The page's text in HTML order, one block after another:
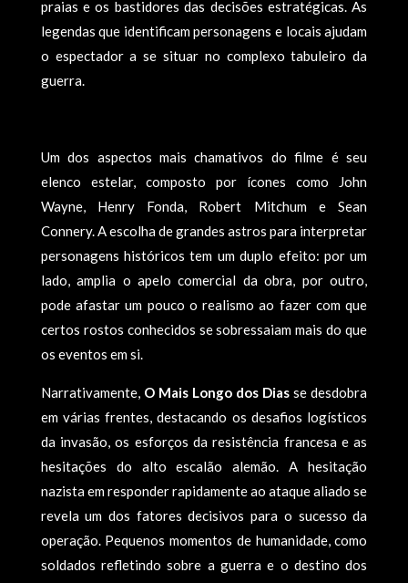
praias e os bastidores das decisões estratégicas. As
legendas que identificam personagens e locais ajudam
o espectador a se situar no complexo tabuleiro da
guerra.
Um dos aspectos mais chamativos do filme é seu
elenco estelar, composto por ícones como John
Wayne, Henry Fonda, Robert Mitchum e Sean
Connery. A escolha de grandes astros para interpretar
personagens históricos tem um duplo efeito: por um
lado, amplia o apelo comercial da obra, por outro,
pode afastar um pouco o realismo ao fazer com que
certos rostos conhecidos se sobressaiam mais do que
os eventos em si.
Narrativamente, O Mais Longo dos Dias se desdobra
em várias frentes, destacando os desafios logísticos
da invasão, os esforços da resistência francesa e as
hesitações do alto escalão alemão. A hesitação
nazista em responder rapidamente ao ataque aliado se
revela um dos fatores decisivos para o sucesso da
operação. Pequenos momentos de humanidade, como
soldados refletindo sobre a guerra e o destino dos